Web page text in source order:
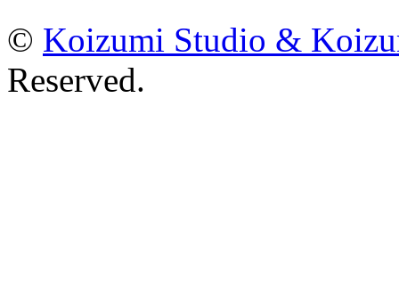
© Koizumi Studio &
Reserved.